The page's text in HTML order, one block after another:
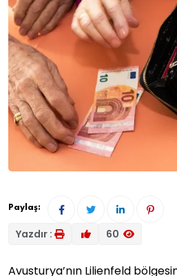
Paylaş:
Yazdır : 60
Avusturya’nın Lilienfeld